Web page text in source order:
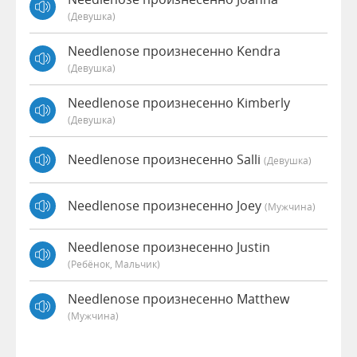
(девушка)
Needlenose произнесенно Kendra
(девушка)
Needlenose произнесенно Kimberly
(девушка)
Needlenose произнесенно Salli (девушка)
Needlenose произнесенно Joey (мужчина)
Needlenose произнесенно Justin
(Ребёнок, Мальчик)
Needlenose произнесенно Matthew
(мужчина)